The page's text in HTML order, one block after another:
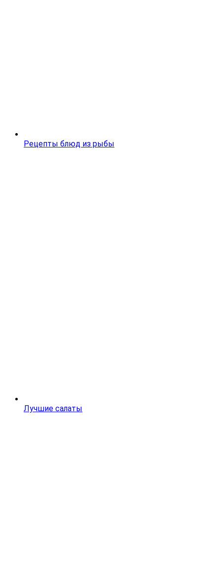
Рецепты блюд из рыбы
Лучшие салаты